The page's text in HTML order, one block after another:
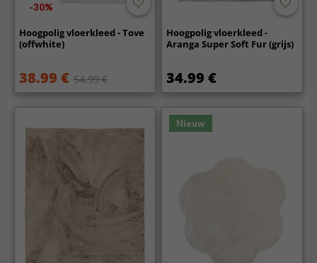
-30%
Hoogpolig vloerkleed - Tove
(offwhite)
38.99 € 54.99 €
Hoogpolig vloerkleed -
Aranga Super Soft Fur (grijs)
34.99 €
Nieuw